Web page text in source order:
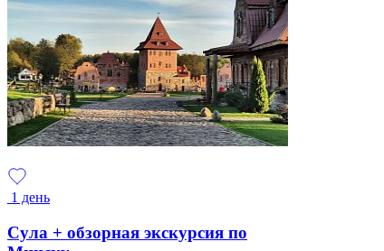
1 день
Сула + обзорная экскурсия по